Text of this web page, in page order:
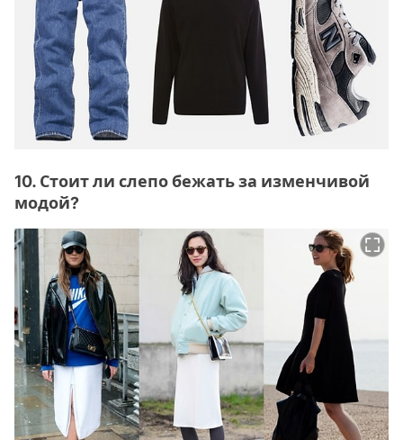
10. Стоит ли слепо бежать за изменчивой
модой?